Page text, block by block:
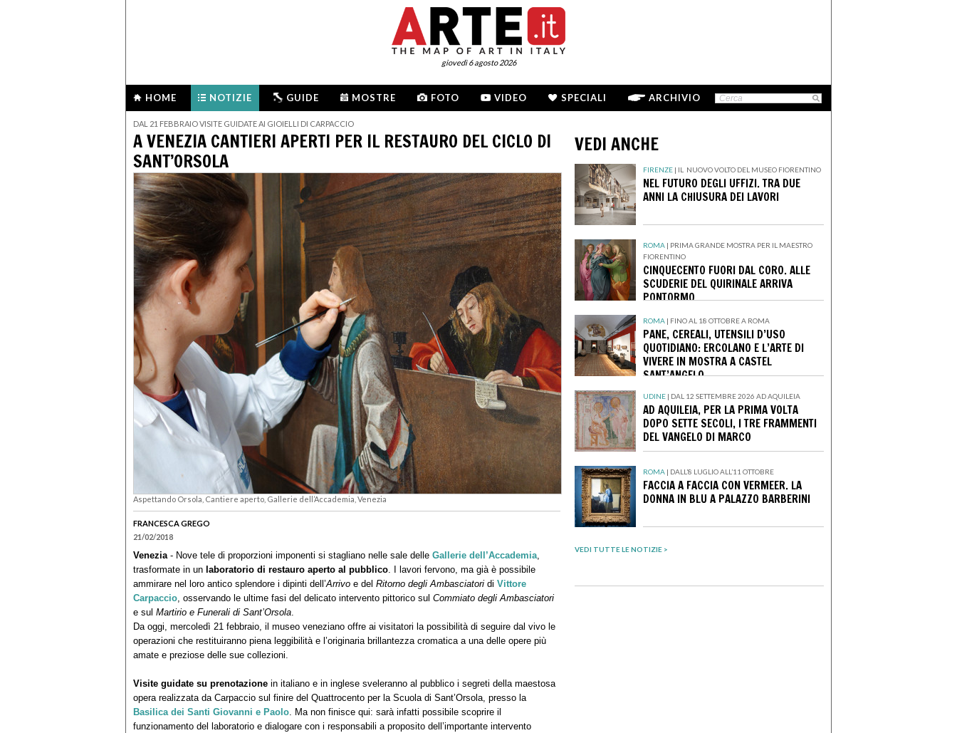
giovedì 6 agosto 2026
HOME NOTIZIE GUIDE MOSTRE FOTO VIDEO SPECIALI ARCHIVIO
DAL 21 FEBBRAIO VISITE GUIDATE AI GIOIELLI DI CARPACCIO
A VENEZIA CANTIERI APERTI PER IL RESTAURO DEL CICLO DI
SANT’ORSOLA
Aspettando Orsola, Cantiere aperto, Gallerie dell’Accademia, Venezia
FRANCESCA GREGO
21/02/2018
Venezia- Nove tele di proporzioni imponenti si stagliano nelle sale delle Gallerie dell’Accademia,
trasformate in un laboratorio di restauro aperto al pubblico. I lavori fervono, ma già è possibile
ammirare nel loro antico splendore i dipinti dell’Arrivo e del Ritorno degli Ambasciatori di Vittore
Carpaccio, osservando le ultime fasi del delicato intervento pittorico sul Commiato degli Ambasciatori
e sul Martirio e Funerali di Sant’Orsola.
Da oggi, mercoledì 21 febbraio, il museo veneziano offre ai visitatori la possibilità di seguire dal vivo le
operazioni che restituiranno piena leggibilità e l’originaria brillantezza cromatica a una delle opere più
amate e preziose delle sue collezioni.
Visite guidate su prenotazione in italiano e in inglese sveleranno al pubblico i segreti della maestosa
opera realizzata da Carpaccio sul finire del Quattrocento per la Scuola di Sant’Orsola, presso la
Basilica dei Santi Giovanni e Paolo. Ma non finisce qui: sarà infatti possibile scoprire il
funzionamento del laboratorio e dialogare con i responsabili a proposito dell’importante intervento
VEDI ANCHE
FIRENZE | IL NUOVO VOLTO DEL MUSEO FIORENTINO
NEL FUTURO DEGLI UFFIZI. TRA DUE
ANNI LA CHIUSURA DEI LAVORI
ROMA | PRIMA GRANDE MOSTRA PER IL MAESTRO
FIORENTINO
CINQUECENTO FUORI DAL CORO. ALLE
SCUDERIE DEL QUIRINALE ARRIVA
PONTORMO
ROMA | FINO AL 18 OTTOBRE A ROMA
PANE, CEREALI, UTENSILI D’USO
QUOTIDIANO: ERCOLANO E L’ARTE DI
VIVERE IN MOSTRA A CASTEL
SANT’ANGELO
UDINE | DAL 12 SETTEMBRE 2026 AD AQUILEIA
AD AQUILEIA, PER LA PRIMA VOLTA
DOPO SETTE SECOLI, I TRE FRAMMENTI
DEL VANGELO DI MARCO
ROMA | DALL’8 LUGLIO ALL’11 OTTOBRE
FACCIA A FACCIA CON VERMEER. LA
DONNA IN BLU A PALAZZO BARBERINI
VEDI TUTTE LE NOTIZIE >